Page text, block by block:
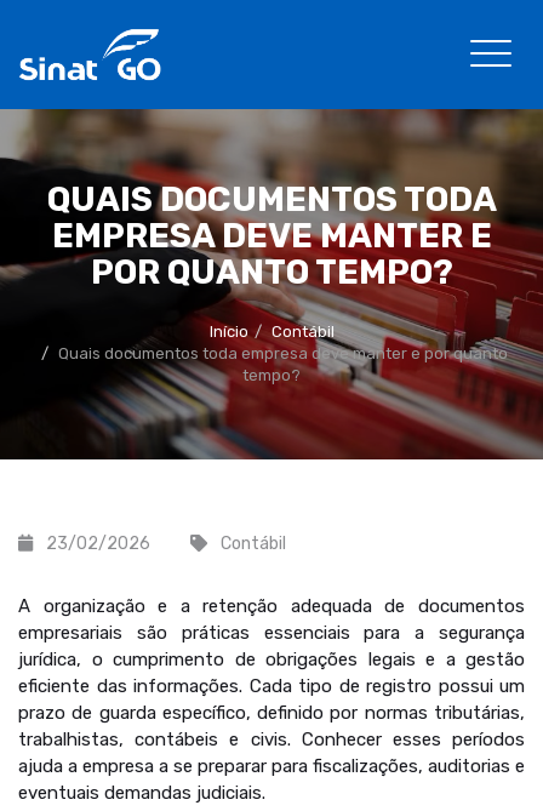
QUAIS DOCUMENTOS TODA
EMPRESA DEVE MANTER E
POR QUANTO TEMPO?
Início
Contábil
Quais documentos toda empresa deve manter e por quanto
tempo?
23/02/2026 Contábil
A organização e a retenção adequada de documentos
empresariais são práticas essenciais para a segurança
jurídica, o cumprimento de obrigações legais e a gestão
eficiente das informações. Cada tipo de registro possui um
prazo de guarda específico, definido por normas tributárias,
trabalhistas, contábeis e civis. Conhecer esses períodos
ajuda a empresa a se preparar para fiscalizações, auditorias e
eventuais demandas judiciais.